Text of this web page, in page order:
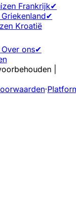
Frankrijk✔
✔
Kroatië
ons✔
|
·